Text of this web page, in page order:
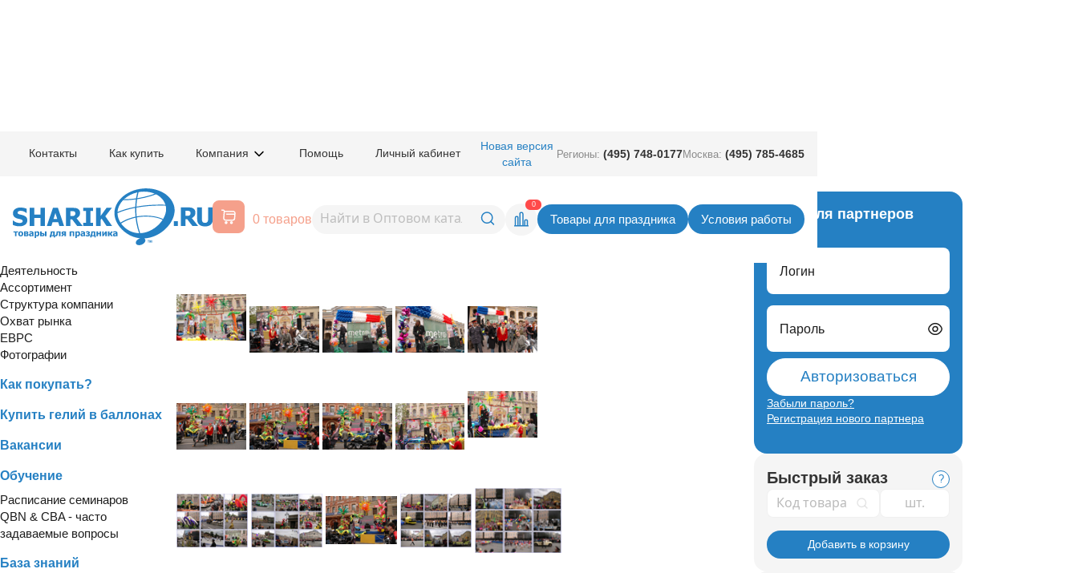
Контакты Как купить Компания Помощь Личный кабинет
Новая версия
сайта
Регионы: (495) 748-0177Москва: (495) 785-4685
0 товаров
0
Товары для праздника Условия работы
Фестиваль 2006. Фото.
О компании
Деятельность
Ассортимент
Структура компании
Охват рынка
EBPC
Фотографии
Как покупать?
Купить гелий в баллонах
Вакансии
Обучение
Расписание семинаров
QBN & CBA - часто
задаваемые вопросы
База знаний
Вход для партнеров
Логин
Пароль
Авторизоваться
Забыли пароль?
Регистрация нового партнера
Быстрый заказ ?
Код товара
Добавить в корзину